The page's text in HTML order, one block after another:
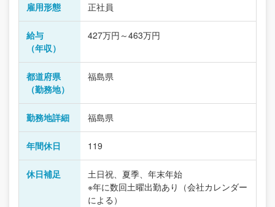
雇用形態 正社員
給与
（年収）
427万円～463万円
都道府県
（勤務地）
福島県
勤務地詳細 福島県
年間休日 119
休日補足
土日祝、夏季、年末年始
※年に数回土曜出勤あり（会社カレンダー
による）